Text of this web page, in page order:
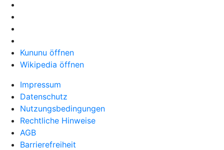
Kununu öffnen
Wikipedia öffnen
Impressum
Datenschutz
Nutzungsbedingungen
Rechtliche Hinweise
AGB
Barrierefreiheit